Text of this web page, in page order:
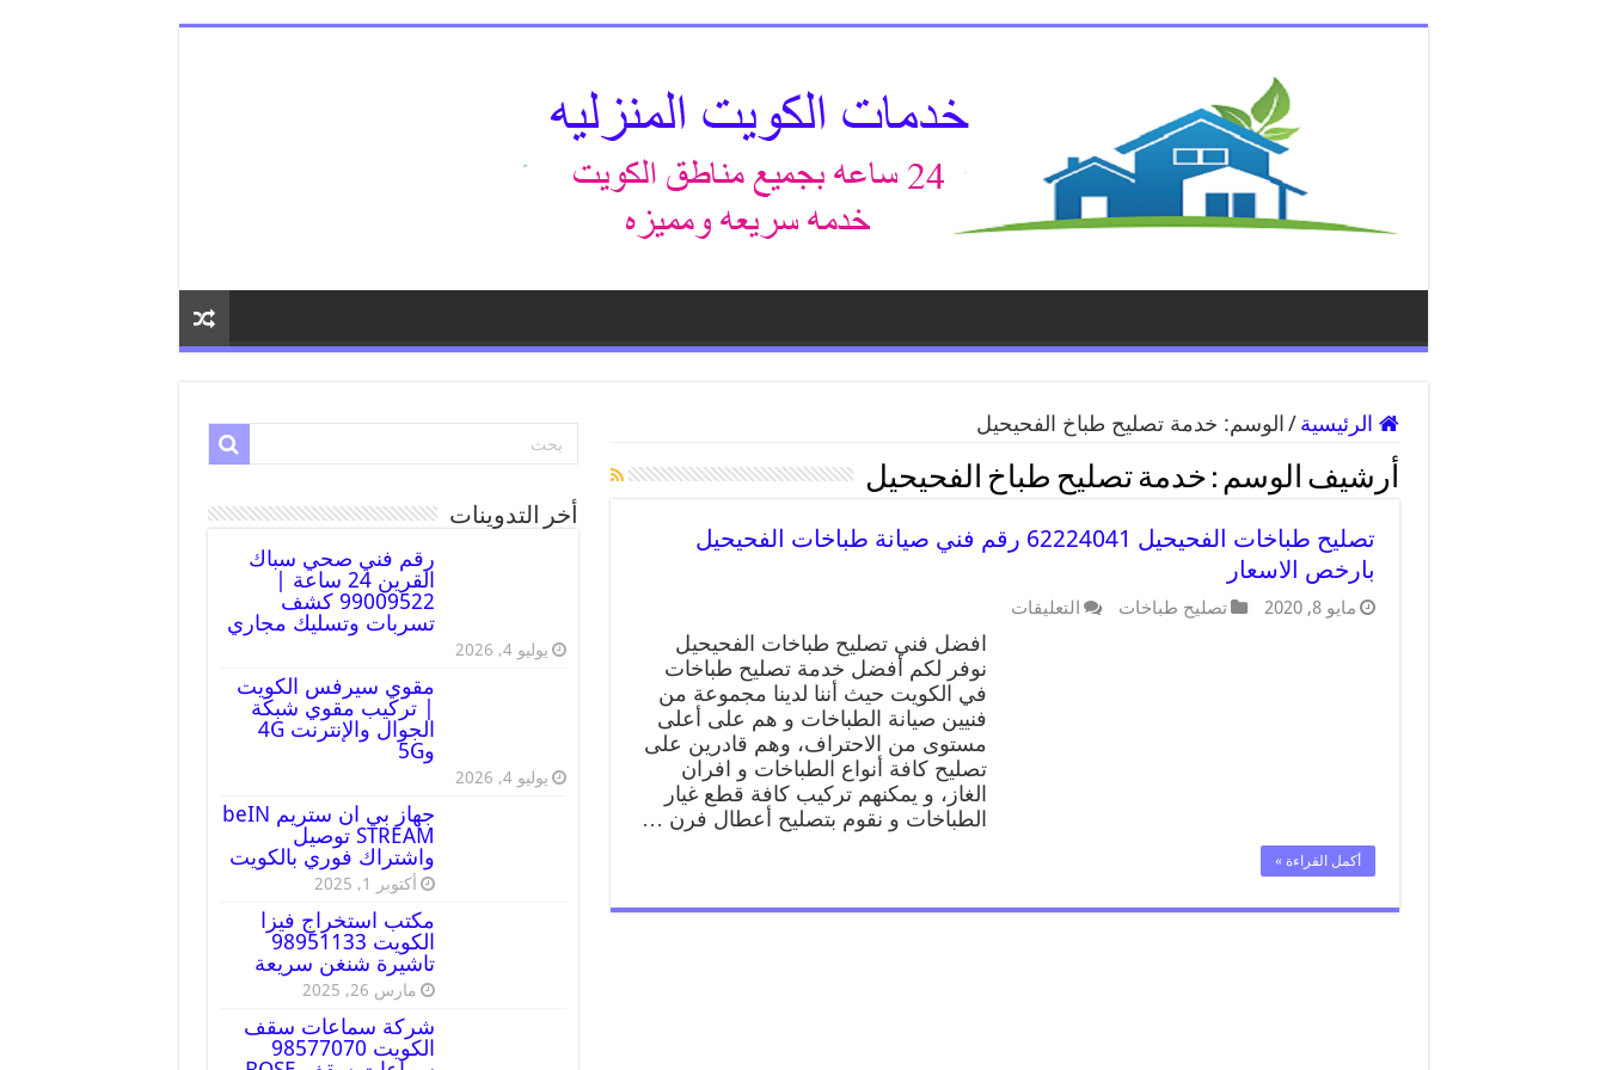
الرئيسية / الوسم: خدمة تصليح طباخ الفحيحيل
أرشيف الوسم : خدمة تصليح طباخ الفحيحيل
تصليح طباخات الفحيحيل 62224041 رقم فني صيانة طباخات الفحيحيل
بارخص الاسعار
مايو 8, 2020 تصليح طباخات التعليقات
افضل فني تصليح طباخات الفحيحيل
نوفر لكم أفضل خدمة تصليح طباخات
في الكويت حيث أننا لدينا مجموعة من
فنيين صيانة الطباخات و هم على أعلى
مستوى من الاحتراف، وهم قادرين على
تصليح كافة أنواع الطباخات و افران
الغاز، و يمكنهم تركيب كافة قطع غيار
الطباخات و نقوم بتصليح أعطال فرن …
أكمل القراءة »
أخر التدوينات
رقم فني صحي سباك
القرين 24 ساعة |
99009522 كشف
تسربات وتسليك مجاري
يوليو 4, 2026
مقوي سيرفس الكويت
| تركيب مقوي شبكة
الجوال والإنترنت 4G
و5G
يوليو 4, 2026
جهاز بي ان ستريم beIN
STREAM توصيل
واشتراك فوري بالكويت
أكتوبر 1, 2025
مكتب استخراج فيزا
الكويت 98951133
تاشيرة شنغن سريعة
مارس 26, 2025
شركة سماعات سقف
الكويت 98577070